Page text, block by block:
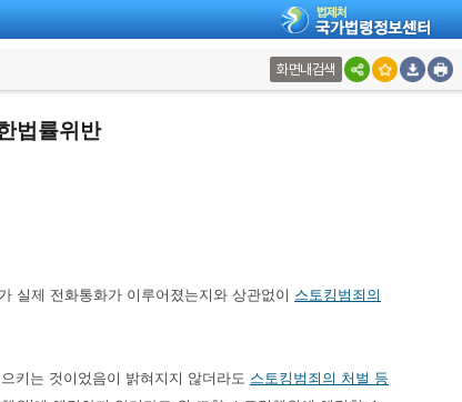
화면내검색
법률위반
실제 전화통화가 이루어졌는지와 상관없이 스토킹범죄의
키는 것이었음이 밝혀지지 않더라도 스토킹범죄의 처벌 등